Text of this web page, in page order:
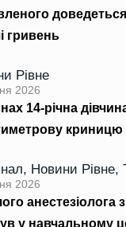
гривень
Рівне
2026
14-річна
криницю
, Новини Рівне,
2026
анестезіолога
у навчальному